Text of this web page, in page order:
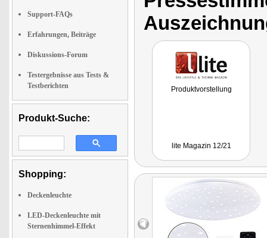
Support-FAQs
Erfahrungen, Beiträge
Diskussions-Forum
Testergebnisse aus Tests &
Testberichten
Produkt-Suche:
Shopping:
Deckenleuchte
LED-Deckenleuchte mit
Sternenhimmel-Effekt
Produktvorstellung
lite Magazin 12/21